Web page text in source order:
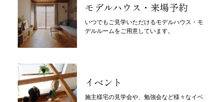
モデルハウス・来場予約
いつでもご見学いただけるモデルハウス・モ
デルルームをご用意しています。
イベント
施主様宅の見学会や、勉強会など様々なイベ